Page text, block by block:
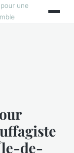
une
de-